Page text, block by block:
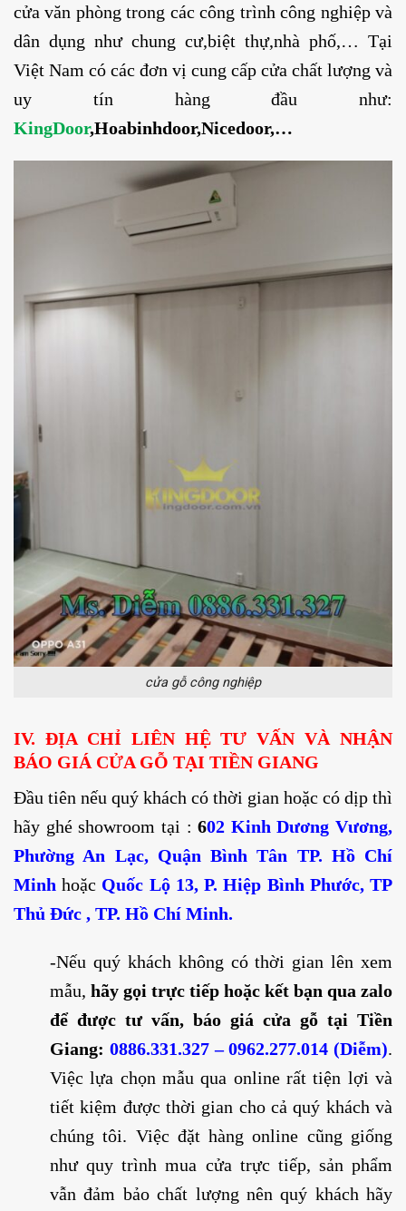
cửa văn phòng trong các công trình công nghiệp và
dân dụng như chung cư,biệt thự,nhà phố,… Tại
Việt Nam có các đơn vị cung cấp cửa chất lượng và
uy tín hàng đầu như:
KingDoor,Hoabinhdoor,Nicedoor,…
cửa gỗ công nghiệp
IV. ĐỊA CHỈ LIÊN HỆ TƯ VẤN VÀ NHẬN
BÁO GIÁ CỬA GỖ TẠI TIỀN GIANG
Đầu tiên nếu quý khách có thời gian hoặc có dịp thì
hãy ghé showroom tại :602 Kinh Dương Vương,
Phường An Lạc, Quận Bình Tân TP. Hồ Chí
Minh hoặc Quốc Lộ 13, P. Hiệp Bình Phước, TP
Thủ Đức , TP. Hồ Chí Minh.
-Nếu quý khách không có thời gian lên xem
mẫu, hãy gọi trực tiếp hoặc kết bạn qua zalo
để được tư vấn, báo giá cửa gỗ tại Tiền
Giang: 0886.331.327 – 0962.277.014 (Diễm).
Việc lựa chọn mẫu qua online rất tiện lợi và
tiết kiệm được thời gian cho cả quý khách và
chúng tôi. Việc đặt hàng online cũng giống
như quy trình mua cửa trực tiếp, sản phẩm
vẫn đảm bảo chất lượng nên quý khách hãy